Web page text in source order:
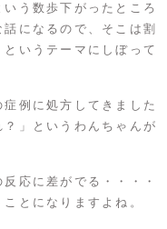
う数歩下がったところ
になるので、そこは割
いうテーマにしぼって
例に処方してきました
」というわんちゃんが
応に差がでる・・・・
とになりますよね。